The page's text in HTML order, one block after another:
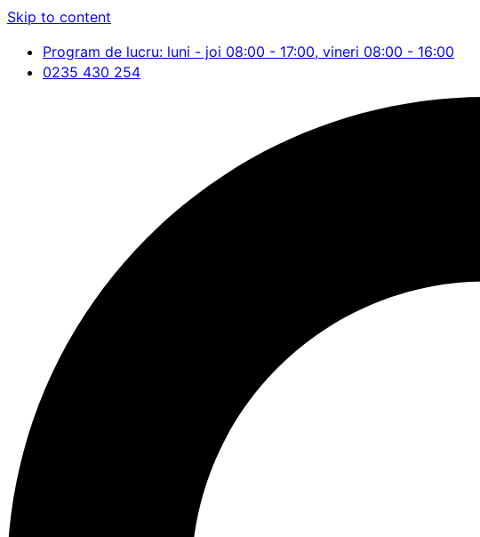
Skip to content
Program de lucru: luni - joi 08:00 - 17:00, vineri 08:00 - 16:00
0235 430 254